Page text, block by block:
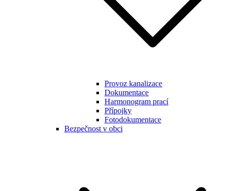
Provoz kanalizace
Dokumentace
Harmonogram prací
Přípojky
Fotodokumentace
Bezpečnost v obci